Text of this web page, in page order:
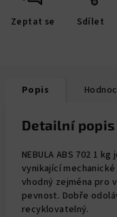
Zeptat se Sdílet
Popis
Detailní
NEBULA ABS 702 1
vynikající
vhodný zejména pro
pevnost. Dobře
recyklovatelný.